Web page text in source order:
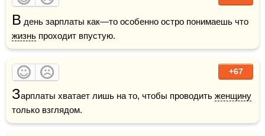
В
жизнь проходит впустую.
+67
Зарплаты хватает лишь на то, чтобы проводить женщину
только взглядом.